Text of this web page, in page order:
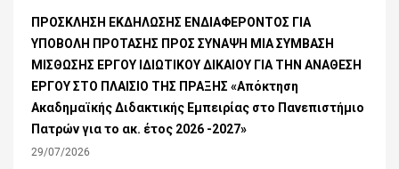
ΠΡΟΣΚΛΗΣΗ ΕΚΔΗΛΩΣΗΣ ΕΝΔΙΑΦΕΡΟΝΤΟΣ ΓΙΑ
ΥΠΟΒΟΛΗ ΠΡΟΤΑΣΗΣ ΠΡΟΣ ΣΥΝΑΨΗ ΜΙΑ ΣΥΜΒΑΣΗ
ΜΙΣΘΩΣΗΣ ΕΡΓΟΥ ΙΔΙΩΤΙΚΟΥ ΔΙΚΑΙΟΥ ΓΙΑ ΤΗΝ ΑΝΑΘΕΣΗ
ΕΡΓΟΥ ΣΤΟ ΠΛΑΙΣΙΟ ΤΗΣ ΠΡΑΞΗΣ «Απόκτηση
Ακαδημαϊκής Διδακτικής Εμπειρίας στο Πανεπιστήμιο
Πατρών για το ακ. έτος 2026 -2027»
29/07/2026